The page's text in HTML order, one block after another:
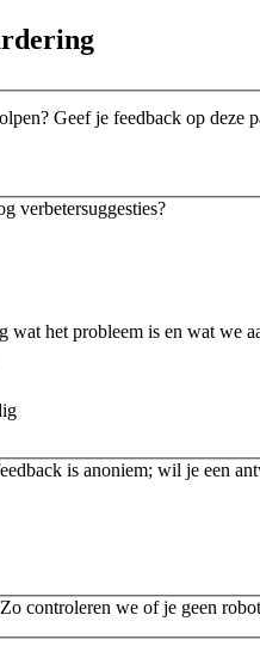
Geef je feedback op deze
verbetersuggesties?
wat het probleem is en wat we
is anoniem; wil je een
controleren we of je geen